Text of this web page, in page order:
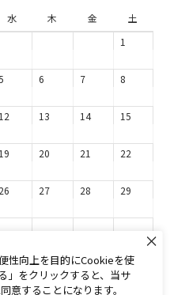
水 木 金
土
1
6 7 8
12 13 14 15
19 20 21 22
26 27 28 29
性向上を目的にCookieを使
」をクリックすると、当サ
意することになります。